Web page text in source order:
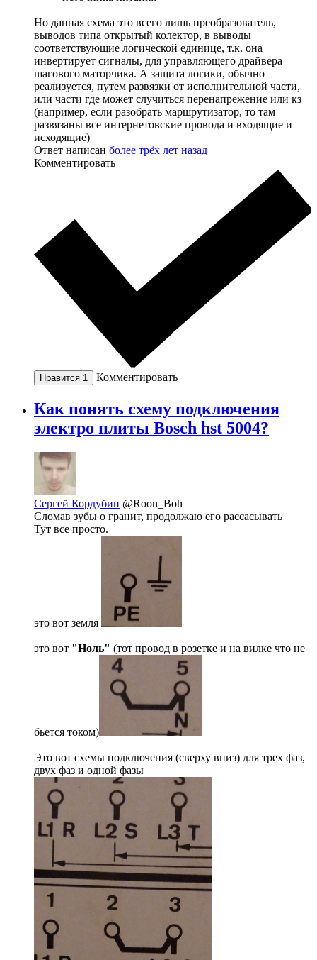
Но данная схема это всего лишь преобразователь,
выводов типа открытый колектор, в выводы
соответствующие логической единице, т.к. она
инвертирует сигналы, для управляющего драйвера
шагового маторчика. А защита логики, обычно
реализуется, путем развязки от исполнительной части,
или части где может случиться перенапрежение или кз
(например, если разобрать маршрутизатор, то там
развязаны все интернетовские провода и входящие и
исходящие)
Ответ написан более трёх лет назад
Комментировать
Нравится 1 Комментировать
Как понять схему подключения
электро плиты Bosch hst 5004?
Сергей Кордубин @Roon_Boh
Сломав зубы о гранит, продолжаю его рассасывать
Тут все просто.
это вот земля
это вот "Ноль" (тот провод в розетке и на вилке что не
бьется током)
Это вот схемы подключения (сверху вниз) для трех фаз,
двух фаз и одной фазы